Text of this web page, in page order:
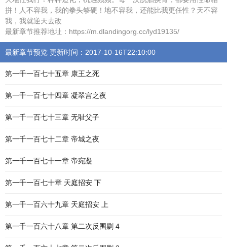
拼！人不容我，我的拳头够硬！地不容我，还能比我更任性？天不容
我，我就逆天去改
最新章节推荐地址：https://m.dlandingorg.cc/lyd19135/
最新章节预览 更新时间：2017-10-16T22:10:00
第一千一百七十五章 康王之死
第一千一百七十四章 凝翠宫之夜
第一千一百七十三章 无耻父子
第一千一百七十二章 帝城之夜
第一千一百七十一章 帝宛凝
第一千一百七十章 天庭招安 下
第一千一百六十九章 天庭招安 上
第一千一百六十八章 第二次反围剿 4